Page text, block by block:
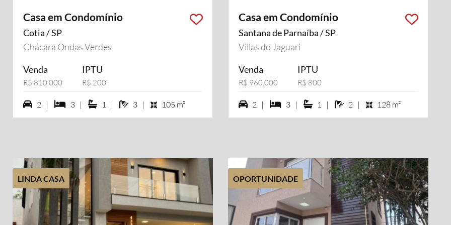
Casa em Condomínio
Cotia / SP
Chácara Ondas Verdes
Venda
R$ 810.000
IPTU
R$ 200
2 vagas na garagem
2 | 3 dormiórios
3 | 1 suítes
1 | 3 banheiros
3 | 105 m²
Casa em Condomínio
Santana de Parnaíba / SP
Villas do Jaguari
Venda
R$ 960.000
IPTU
R$ 800
2 vagas na garagem
2 | 3 dormiórios
3 | 1 suítes
1 | 2 banheiros
2 | 128 m²
LINDA CASA OPORTUNIDADE